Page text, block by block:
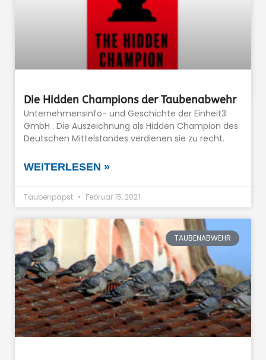
Die Hidden Champions der Taubenabwehr
Unternehmensinfo- und Geschichte der Einheit3
GmbH . Die Auszeichnung als Hidden Champion des
Deutschen Mittelstandes verdienen sie zu recht.
WEITERLESEN »
Taubenpapst Februar 15, 2021
TAUBENABWEHR